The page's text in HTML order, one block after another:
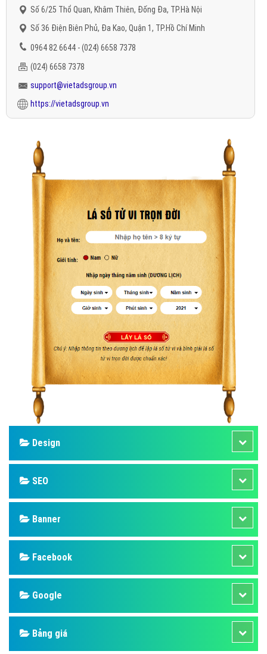
Số 6/25 Thổ Quan, Khâm Thiên, Đống Đa, TP.Hà Nội
Số 36 Điện Biên Phủ, Đa Kao, Quận 1, TP.Hồ Chí Minh
0964 82 6644 - (024) 6658 7378
(024) 6658 7378
support@vietadsgroup.vn
https://vietadsgroup.vn
Design
SEO
Banner
Facebook
Google
Bảng giá